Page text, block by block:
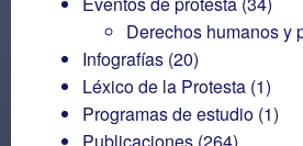
Derechos humanos y
Infografías (20)
Léxico de la Protesta (1)
Programas de estudio (1)